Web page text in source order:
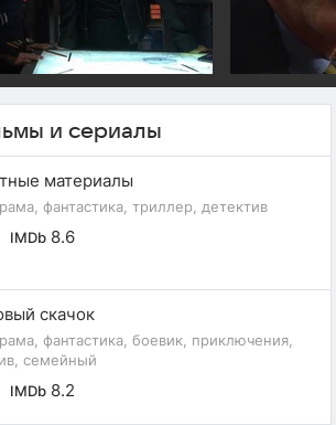
и сериалы
материалы
фантастика, триллер, детектив
IMDb 8.6
скачок
фантастика, боевик, приключения,
семейный
IMDb 8.2